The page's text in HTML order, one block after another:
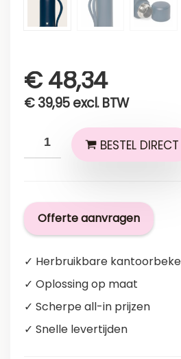
€48,34
€39,95 excl. BTW
BESTEL DIRECT
Offerte aanvragen
✓ Herbruikbare
✓ Oplossing op maat
✓ Scherpe all-in prijzen
✓ Snelle levertijden